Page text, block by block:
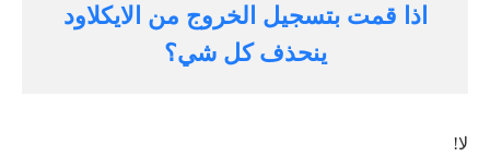
اذا قمت بتسجيل الخروج من الايكلاود
ينحذف كل شي؟
لا!